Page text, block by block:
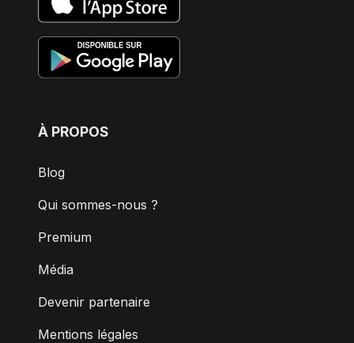
À PROPOS
Blog
Qui sommes-nous ?
Premium
Média
Devenir partenaire
Mentions légales